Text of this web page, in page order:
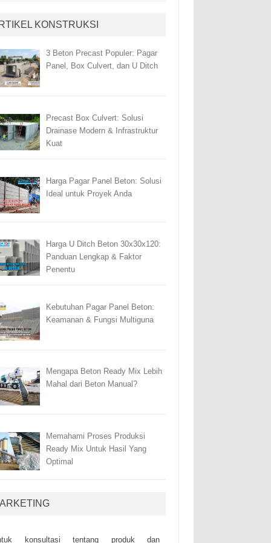
KONSTRUKSI
3 Beton Precast Populer: Pagar
Panel, Box Culvert, dan U Ditch
Precast Box Culvert: Solusi
Drainase Modern & Infrastruktur
Kuat
Harga Pagar Panel Beton: Solusi
Ideal untuk Proyek Anda
Harga U Ditch Beton 30x30x120:
Panduan Lengkap & Faktor
Penentu
Kebutuhan Pagar Panel Beton:
Keamanan & Fungsi Multiguna
Mengapa Beton Ready Mix Lebih
Mahal dari Beton Manual?
Memahami Proses Produksi
Ready Mix Untuk Hasil Yang
Optimal
kоnsultаsі tеntаng рrоduk dаn